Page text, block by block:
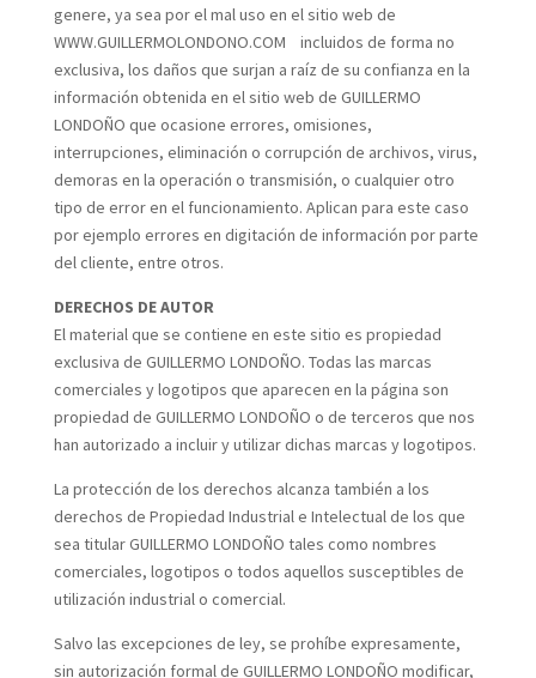
genere, ya sea por el mal uso en el sitio web de
WWW.GUILLERMOLONDONO.COM incluidos de forma no
exclusiva, los daños que surjan a raíz de su confianza en la
información obtenida en el sitio web de GUILLERMO
LONDOÑO que ocasione errores, omisiones,
interrupciones, eliminación o corrupción de archivos, virus,
demoras en la operación o transmisión, o cualquier otro
tipo de error en el funcionamiento. Aplican para este caso
por ejemplo errores en digitación de información por parte
del cliente, entre otros.
DERECHOS DE AUTOR
El material que se contiene en este sitio es propiedad
exclusiva de GUILLERMO LONDOÑO. Todas las marcas
comerciales y logotipos que aparecen en la página son
propiedad de GUILLERMO LONDOÑO o de terceros que nos
han autorizado a incluir y utilizar dichas marcas y logotipos.
La protección de los derechos alcanza también a los
derechos de Propiedad Industrial e Intelectual de los que
sea titular GUILLERMO LONDOÑO tales como nombres
comerciales, logotipos o todos aquellos susceptibles de
utilización industrial o comercial.
Salvo las excepciones de ley, se prohíbe expresamente,
sin autorización formal de GUILLERMO LONDOÑO modificar,